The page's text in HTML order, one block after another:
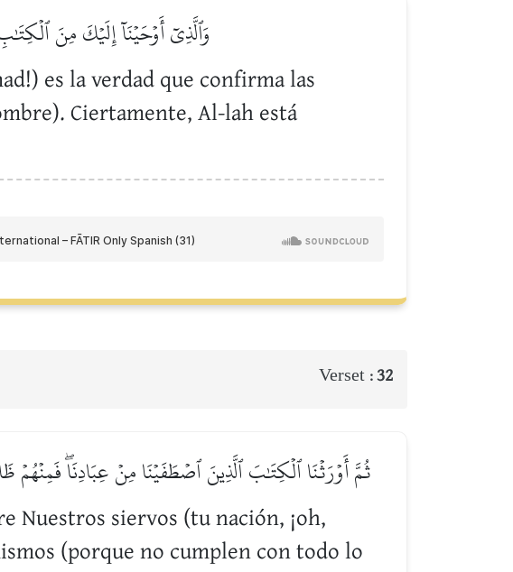
وَٱلَّذِيٓ أَوۡحَيۡنَآ إِلَيۡكَ مِنَ
es la verdad que confirma las
Ciertamente, Al-lah está
Verset :32
ثُمَّ أَوۡرَثۡنَا ٱلۡكِتَٰبَ ٱلَّذِينَ ٱصۡطَفَيۡنَا مِنۡ عِبَادِنَاۖ
Nuestros siervos (tu nación, ¡oh,
(porque no cumplen con todo lo